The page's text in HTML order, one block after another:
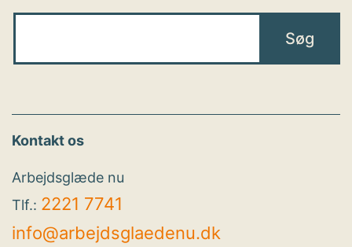
Kontakt os
Arbejdsglæde nu
Tlf.: 2221 7741
info@arbejdsglaedenu.dk